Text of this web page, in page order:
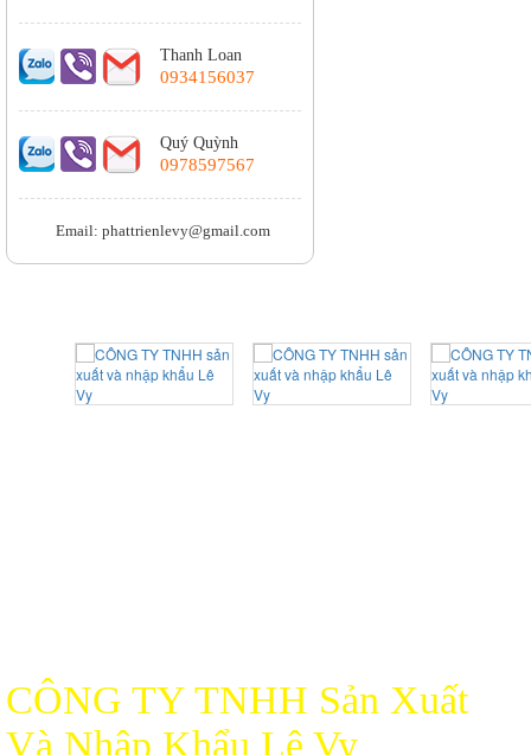
Thanh Loan
0934156037
Quý Quỳnh
0978597567
Email: phattrienlevy@gmail.com
CÔNG TY TNHH Sản Xuất
Và Nhập Khẩu Lê Vy